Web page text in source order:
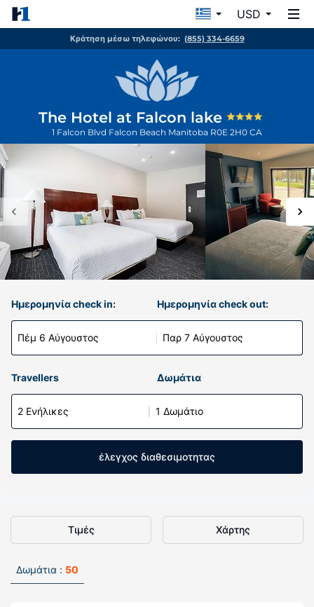
USD
Κράτηση μέσω τηλεφώνου: (855) 334-6659
The Hotel at Falcon lake
1 Falcon Blvd Falcon Beach Manitoba R0E 2H0 CA
Ημερομηνία check in:
Πέμ 6 Αύγουστος
Ημερομηνία check out:
Παρ 7 Αύγουστος
Travellers Δωμάτια
2 Ενήλικες 1 Δωμάτιο
έλεγχος διαθεσιμοτητας
Τιμές Χάρτης
Δωμάτια : 50